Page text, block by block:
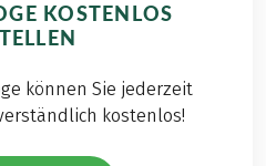
KOSTENLOS
können Sie jederzeit
kostenlos!